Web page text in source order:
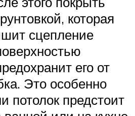
которая
сцепление
его от
Это особенно
потолок предстоит